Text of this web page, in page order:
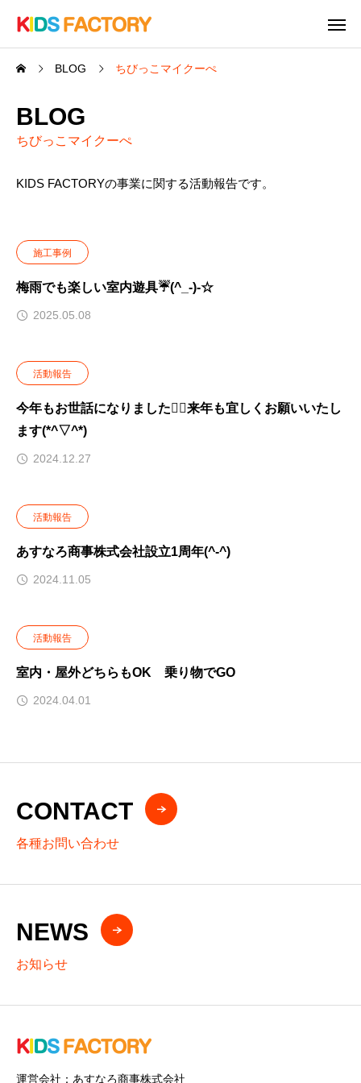
BLOG ちびっこマイクーぺ
BLOG
ちびっこマイクーぺ
KIDS FACTORYの事業に関する活動報告です。
施工事例
梅雨でも楽しい室内遊具☔(^_-)-☆
2025.05.08
活動報告
今年もお世話になりました🙇‍♂️来年も宜しくお願いいたし
ます(*^▽^*)
2024.12.27
活動報告
あすなろ商事株式会社設立1周年(^-^)
2024.11.05
活動報告
室内・屋外どちらもOK 乗り物でGO
2024.04.01
CONTACT
各種お問い合わせ
NEWS
お知らせ
運営会社：あすなろ商事株式会社